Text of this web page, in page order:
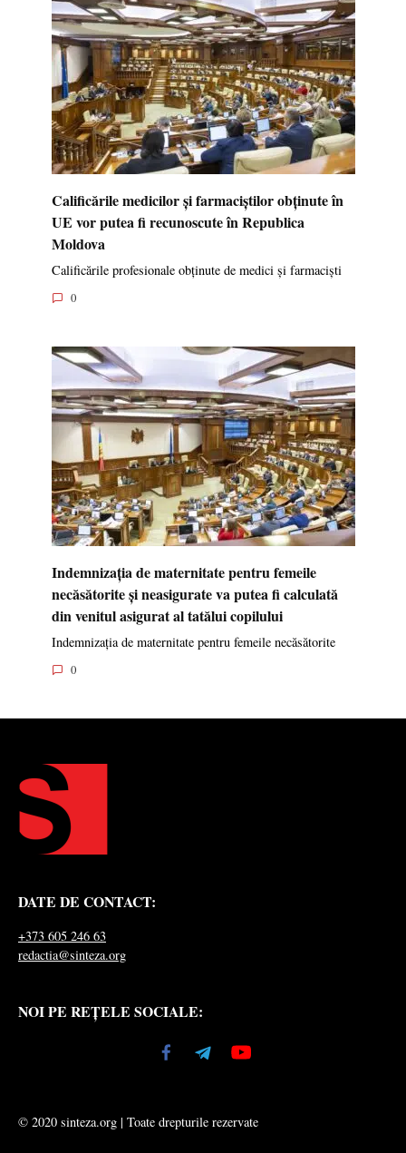
Calificările medicilor și farmaciștilor obținute în
UE vor putea fi recunoscute în Republica
Moldova
Calificările profesionale obținute de medici și farmaciști
0
Indemnizația de maternitate pentru femeile
necăsătorite și neasigurate va putea fi calculată
din venitul asigurat al tatălui copilului
Indemnizația de maternitate pentru femeile necăsătorite
0
DATE DE CONTACT:
+373 605 246 63
redactia@sinteza.org
NOI PE REȚELE SOCIALE:
© 2020 sinteza.org | Toate drepturile rezervate